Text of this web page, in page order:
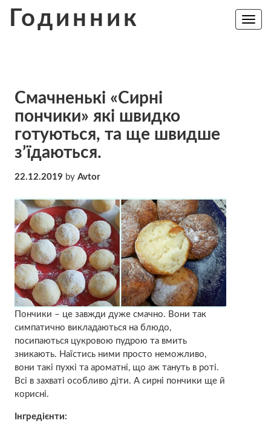
Годинник
Toggle
Смачненькі «Сирні
пончики» які швидко
готуються, та ще швидше
з’їдаються.
22.12.2019 by Avtor
Пончики – це завжди дуже смачно. Вони так
симпатично викладаються на блюдо,
посипаються цукровою пудрою та вмить
зникають. Наїстись ними просто неможливо,
вони такі пухкі та ароматні, що аж тануть в роті.
Всі в захваті особливо діти. А сирні пончики ще й
корисні.
Інгредієнти: